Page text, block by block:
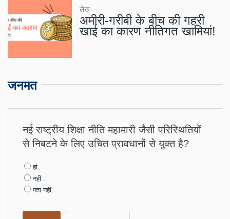
लेख
अमीरी-गरीबी के बीच की गहरी
खाई का कारण नीतिगत खामियां!
जनमत
नई राष्ट्रीय शिक्षा नीति महामारी जैसी परिस्थितियों
से निबटने के लिए उचित प्रावधानों से युक्त है?
Choices
हां..
नहीं..
पता नहीं..